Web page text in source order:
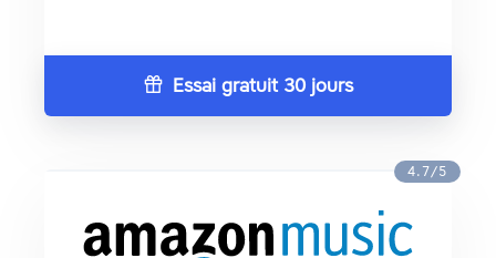
Essai gratuit 30 jours
4.7/5